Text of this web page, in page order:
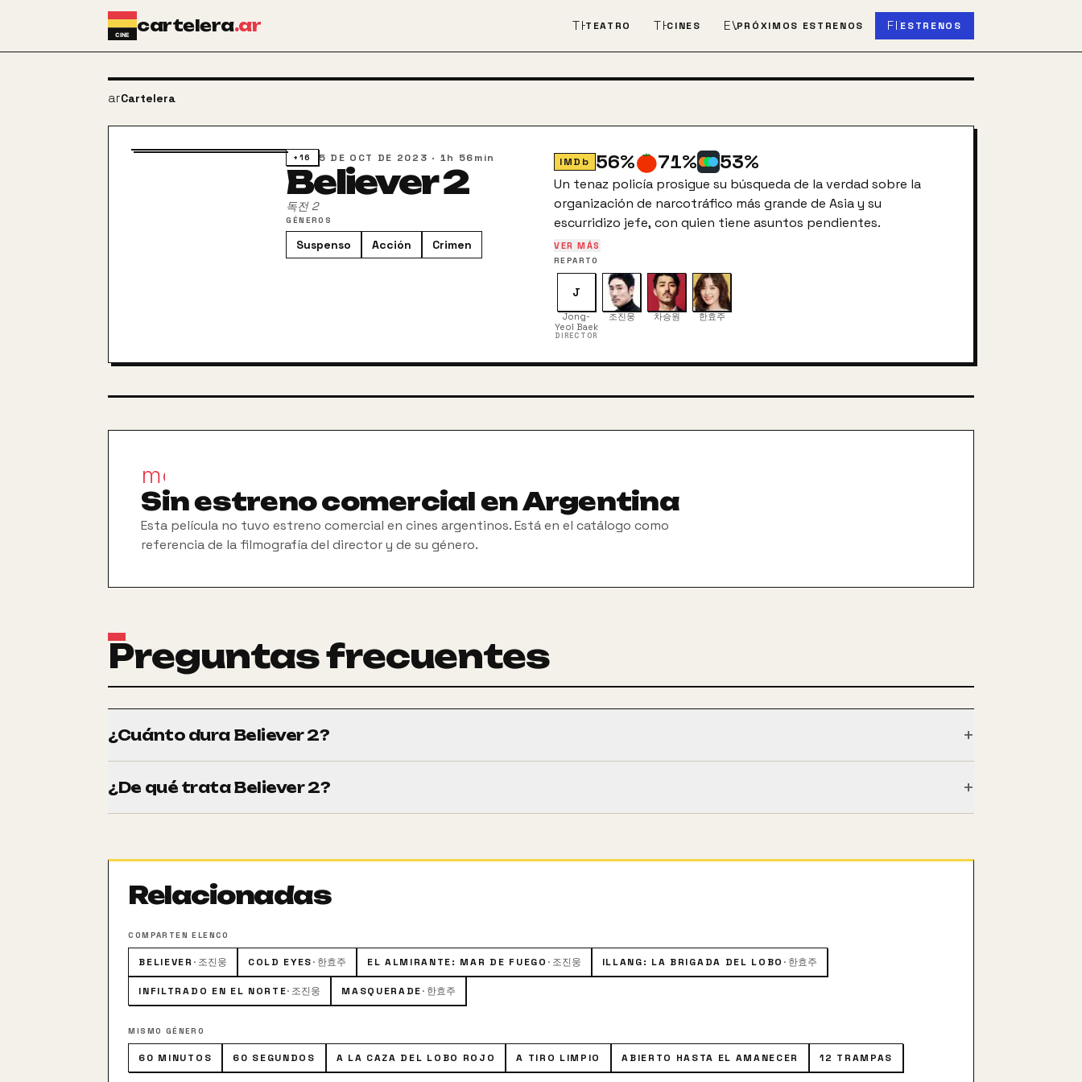
Ir al contenido principal
cartelera.ar THEATER_COMEDY
TEATRO THEATERS
CINES EVENT_UPCOMING
PRÓXIMOS ESTRENOS FIBER_NEW
ESTRENOS
arrow_back
Cartelera
+16 5 DE OCT DE 2023 · 1h 56min
Believer 2
독전 2
GÉNEROS
Suspenso Acción Crimen
IMDb 56% 71% 53%
Un tenaz policía prosigue su búsqueda de la verdad sobre la
organización de narcotráfico más grande de Asia y su
escurridizo jefe, con quien tiene asuntos pendientes.
VER MÁS
REPARTO
J
Jong-
Yeol Baek
DIRECTOR
조진웅 차승원 한효주
movie_filter
Sin estreno comercial en Argentina
Esta película no tuvo estreno comercial en cines argentinos. Está en el catálogo como
referencia de la filmografía del director y de su género.
Preguntas frecuentes
¿Cuánto dura Believer 2? +
¿De qué trata Believer 2? +
Relacionadas
COMPARTEN ELENCO
BELIEVER · 조진웅 COLD EYES· 한효주 EL ALMIRANTE: MAR DE FUEGO · 조진웅 ILLANG: LA BRIGADA DEL LOBO · 한효주
INFILTRADO EN EL NORTE· 조진웅 MASQUERADE· 한효주
MISMO GÉNERO
60 MINUTOS 60 SEGUNDOS A LA CAZA DEL LOBO ROJO A TIRO LIMPIO ABIERTO HASTA EL AMANECER 12 TRAMPAS